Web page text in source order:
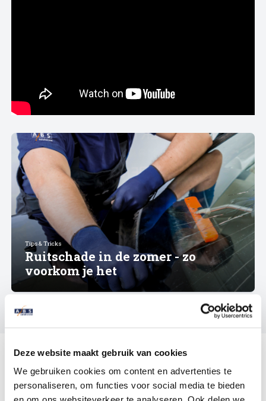
Deze website maakt gebruik van cookies
We gebruiken cookies om content en advertenties te
personaliseren, om functies voor social media te bieden
Tips & Tricks
Ruitschade in de zomer - zo
voorkom je het
Andere specialismes
High Tech Schadeherstel